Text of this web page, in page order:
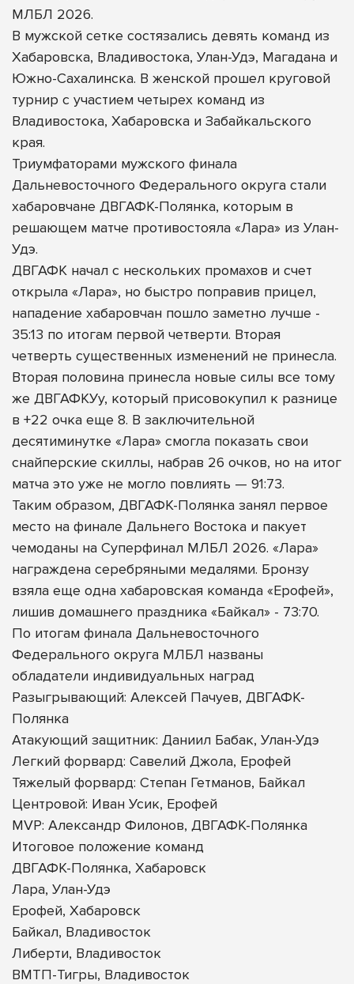
МЛБЛ 2026.
В мужской сетке состязались девять команд из
Хабаровска, Владивостока, Улан-Удэ, Магадана и
Южно-Сахалинска. В женской прошел круговой
турнир с участием четырех команд из
Владивостока, Хабаровска и Забайкальского
края.
Триумфаторами мужского финала
Дальневосточного Федерального округа стали
хабаровчане ДВГАФК-Полянка, которым в
решающем матче противостояла «Лара» из Улан-
Удэ.
ДВГАФК начал с нескольких промахов и счет
открыла «Лара», но быстро поправив прицел,
нападение хабаровчан пошло заметно лучше -
35:13 по итогам первой четверти. Вторая
четверть существенных изменений не принесла.
Вторая половина принесла новые силы все тому
же ДВГАФКУу, который присовокупил к разнице
в +22 очка еще 8. В заключительной
десятиминутке «Лара» смогла показать свои
снайперские скиллы, набрав 26 очков, но на итог
матча это уже не могло повлиять — 91:73.
Таким образом, ДВГАФК-Полянка занял первое
место на финале Дальнего Востока и пакует
чемоданы на Суперфинал МЛБЛ 2026. «Лара»
награждена серебряными медалями. Бронзу
взяла еще одна хабаровская команда «Ерофей»,
лишив домашнего праздника «Байкал» - 73:70.
По итогам финала Дальневосточного
Федерального округа МЛБЛ названы
обладатели индивидуальных наград
Разыгрывающий: Алексей Пачуев, ДВГАФК-
Полянка
Атакующий защитник: Даниил Бабак, Улан-Удэ
Легкий форвард: Савелий Джола, Ерофей
Тяжелый форвард: Степан Гетманов, Байкал
Центровой: Иван Усик, Ерофей
MVP: Александр Филонов, ДВГАФК-Полянка
Итоговое положение команд
ДВГАФК-Полянка, Хабаровск
Лара, Улан-Удэ
Ерофей, Хабаровск
Байкал, Владивосток
Либерти, Владивосток
ВМТП-Тигры, Владивосток